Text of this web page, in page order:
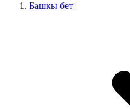
Башкы бет